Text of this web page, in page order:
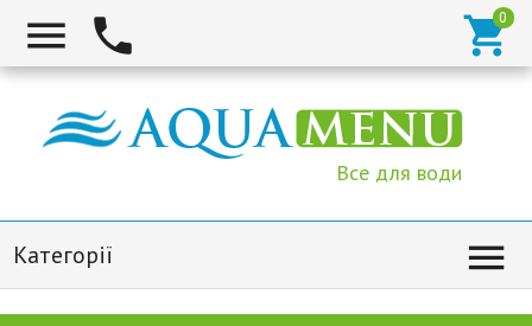
  
Все для води
Категорії 